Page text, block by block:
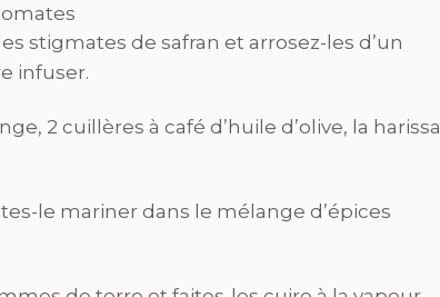
stigmates de safran et arrosez-les d’un
infuser.
2 cuillères à café d’huile d’olive, la harissa
le mariner dans le mélange d’épices